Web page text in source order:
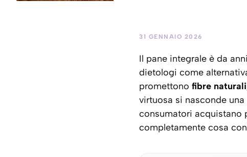
31 GENNAIO 2026
Il pane integrale è da
dietologi come
promettono fibre naturali
virtuosa si nasconde
consumatori acquistano
completamente cosa